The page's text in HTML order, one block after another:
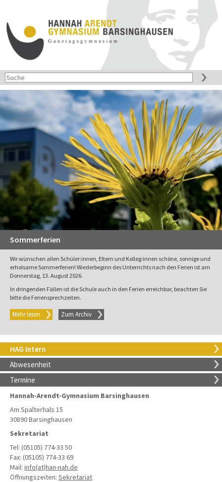
Sommerferien
Wir wünschen allen Schüler:innen, Eltern und Kolleg:innen schöne, sonnige und
erholsame Sommerferien! Wiederbeginn des Unterrichts nach den Ferien ist am
Donnerstag, 13. August 2026.
In dringenden Fällen ist die Schule auch in den Ferien erreichbar, beachten Sie
bitte die Feriensprechzeiten.
Mehr lesen Zum Archiv
HAG Intern
Abwesenheit
Termine
Hannah-Arendt-Gymnasium Barsinghausen
Am Spalterhals 15
30890 Barsinghausen
Sekretariat
Tel: (05105) 774-33 50
Fax: (05105) 774-33 69
Mail: info(at)han-nah.de
Öffnungszeiten: Sekretariat